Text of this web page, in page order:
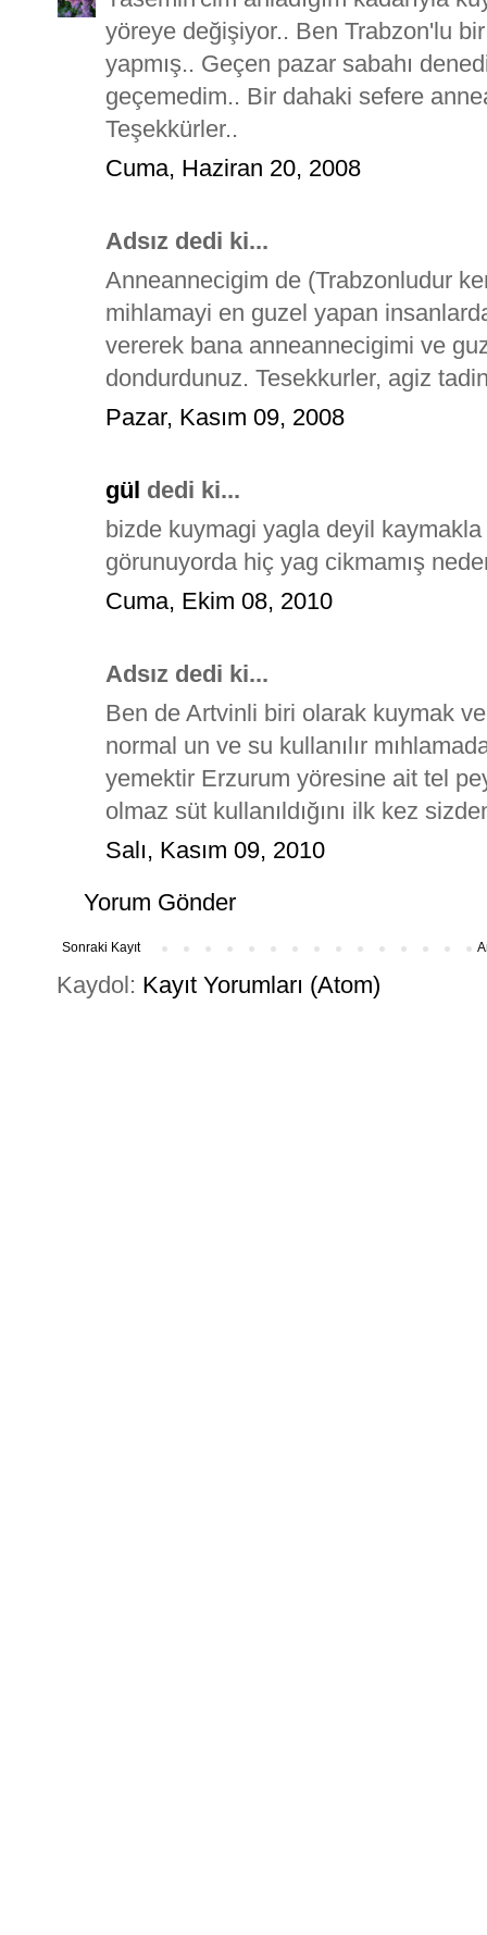
yöreye değişiyor.. Ben Trabzon'lu
yapmış.. Geçen pazar sabahı
geçemedim.. Bir dahaki sefere
Teşekkürler..
Cuma, Haziran 20, 2008
Adsız dedi ki...
Anneannecigim de (Trabzonludur
mihlamayi en guzel yapan
vererek bana anneannecigimi ve
dondurdunuz. Tesekkurler, agiz
Pazar, Kasım 09, 2008
gül dedi ki...
bizde kuymagi yagla deyil kaymakla
görunuyorda hiç yag cikmamış
Cuma, Ekim 08, 2010
Adsız dedi ki...
Ben de Artvinli biri olarak kuymak
normal un ve su kullanılır
yemektir Erzurum yöresine ait tel
olmaz süt kullanıldığını ilk kez
Salı, Kasım 09, 2010
Yorum Gönder
Sonraki Kayıt
Kaydol: Kayıt Yorumları (Atom)